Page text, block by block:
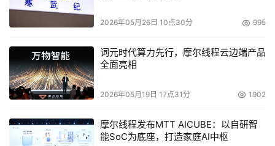
存储网络产业公会（SNIA）在这方面的努力主要包括以
下两点：存储管理计划（SMI）和通用信息模型（CIM）。
虽然最终的目标是为不同厂商产品间的互操作性提供标准，
但是现在只有一些最基本的东西问世。这是一个漫长的前进
过程，可能需要几年的时间才能完成。
些标准。不过他们现在还没有相关的产品，可能还要等6个
2026年05月26日 10点30分 995
词元时代算力先行，摩尔线程云边端产品
全面亮相
2026年05月19日 17点31分 1902
摩尔线程发布MTT AICUBE：以自研智
能SoC为底座，打造家庭AI中枢